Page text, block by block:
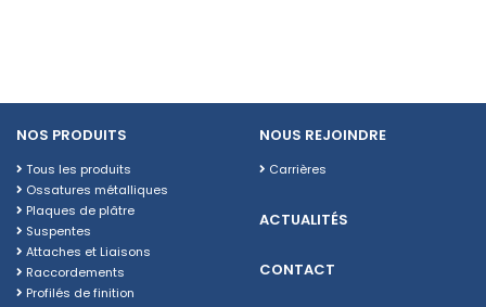
NOS PRODUITS
Tous les produits
Ossatures métalliques
Plaques de plâtre
Suspentes
Attaches et Liaisons
Raccordements
Profilés de finition
NOUS REJOINDRE
Carrières
ACTUALITÉS
CONTACT